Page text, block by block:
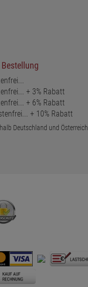
Bestellung
+ 3% Rabatt
+ 6% Rabatt
+ 10% Rabatt
Deutschland und Österreich